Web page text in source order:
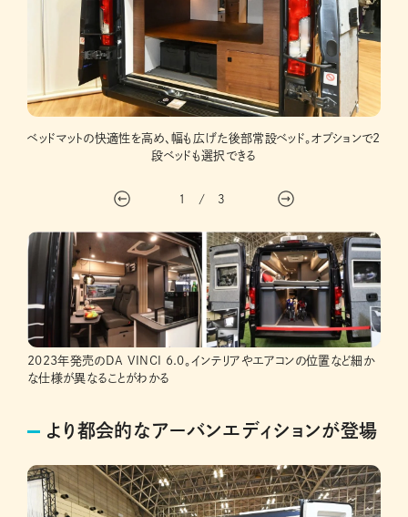
ベッドマットの快適性を高め、幅も広げた後部常設ベッド。オプションで2
段ベッドも選択できる
1 / 3
2023年発売のDA VINCI 6.0。インテリアやエアコンの位置など細か
な仕様が異なることがわかる
より都会的なアーバンエディションが登場